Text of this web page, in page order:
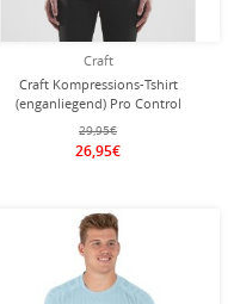
Craft
Craft Kompressions-Tshirt
(enganliegend) Pro Control
Unterwäsche schwarz Herren
29,95€
26,95€